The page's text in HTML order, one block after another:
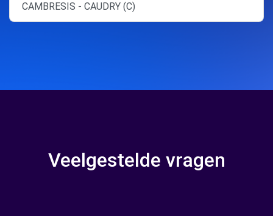
CAMBRESIS - CAUDRY (C)
Veelgestelde vragen